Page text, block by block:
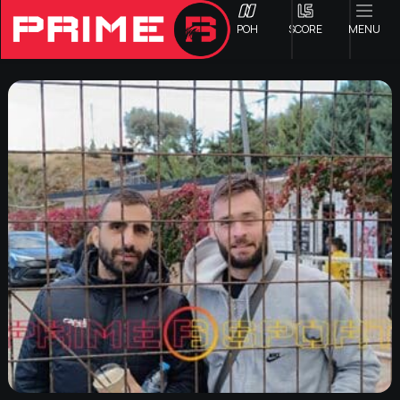
ΡΟΗ SCORE MENU
ΟΦΗ
Γ ΕΘΝΙΚΗ
Α1 ΕΠΣΗ
Α2 ΕΠΣΗ
Β1 ΕΠΣΗ
Β2 ΕΠΣΗ